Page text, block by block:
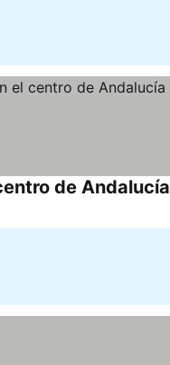
de Andalucía